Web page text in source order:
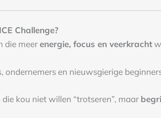
Challenge?
die meerenergie, focus en veerkracht
ondernemers en nieuwsgierige
kou niet willen “trotseren”, maar